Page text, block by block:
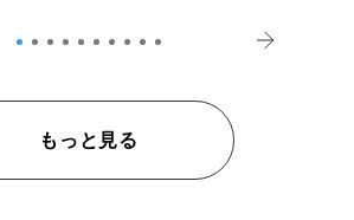
もっと見る